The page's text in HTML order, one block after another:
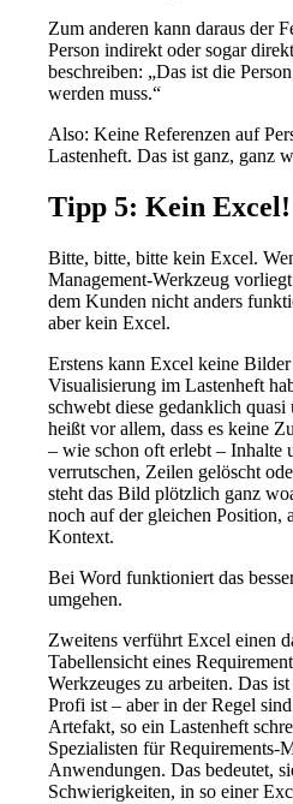
Zum anderen kann daraus der
Person indirekt oder sogar
beschreiben: „Das ist die
werden muss.“
Also: Keine Referenzen auf
Lastenheft. Das ist ganz, ganz
Tipp 5: Kein Excel!
Bitte, bitte, bitte kein Excel.
Management-Werkzeug
dem Kunden nicht anders
aber kein Excel.
Erstens kann Excel keine
Visualisierung im Lastenheft
schwebt diese gedanklich
heißt vor allem, dass es keine
– wie schon oft erlebt – Inhalte
verrutschen, Zeilen gelöscht
steht das Bild plötzlich ganz
noch auf der gleichen Position,
Kontext.
Bei Word funktioniert das
umgehen.
Zweitens verführt Excel einen
Tabellensicht eines
Werkzeuges zu arbeiten. Das
Profi ist – aber in der Regel
Artefakt, so ein Lastenheft
Spezialisten für Requirements-
Anwendungen. Das bedeutet,
Schwierigkeiten, in so einer